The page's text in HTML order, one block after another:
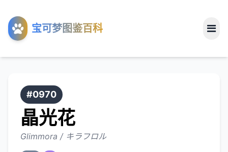
宝可梦图鉴百科
工具
关于
#0970
晶光花
Glimmora / キラフロル